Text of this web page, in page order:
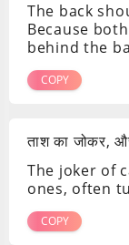
The back
Because
behind the
COPY
ताश का जोकर,
The joker of
ones, often
COPY